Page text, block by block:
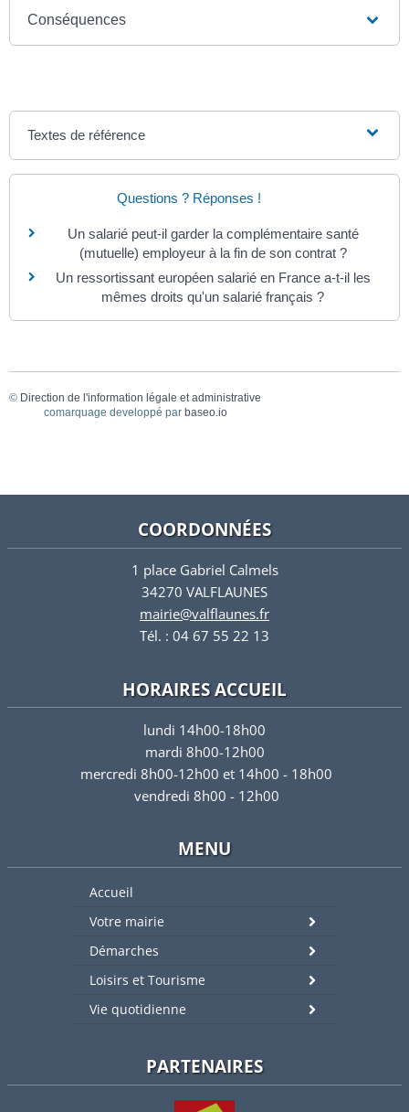
Conséquences
Textes de référence
Questions ? Réponses !
Un salarié peut-il garder la complémentaire santé
(mutuelle) employeur à la fin de son contrat ?
Un ressortissant européen salarié en France a-t-il les
mêmes droits qu'un salarié français ?
© Direction de l'information légale et administrative
comarquage developpé par baseo.io
COORDONNÉES
1 place Gabriel Calmels
34270 VALFLAUNES
mairie@valflaunes.fr
Tél. : 04 67 55 22 13
HORAIRES ACCUEIL
lundi 14h00-18h00
mardi 8h00-12h00
mercredi 8h00-12h00 et 14h00 - 18h00
vendredi 8h00 - 12h00
MENU
Accueil
Votre mairie
Démarches
Loisirs et Tourisme
Vie quotidienne
PARTENAIRES